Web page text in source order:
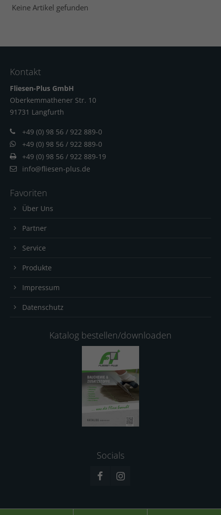
Keine Artikel gefunden
Kontakt
Fliesen-Plus GmbH
Oberkemmathener Str. 10
91731 Langfurth
+49 (0) 98 56 / 922 889-0
+49 (0) 98 56 / 922 889-0
+49 (0) 98 56 / 922 889-19
info@fliesen-plus.de
Favoriten
Über Uns
Partner
Service
Produkte
Impressum
Datenschutz
Katalog bestellen/downloaden
Socials